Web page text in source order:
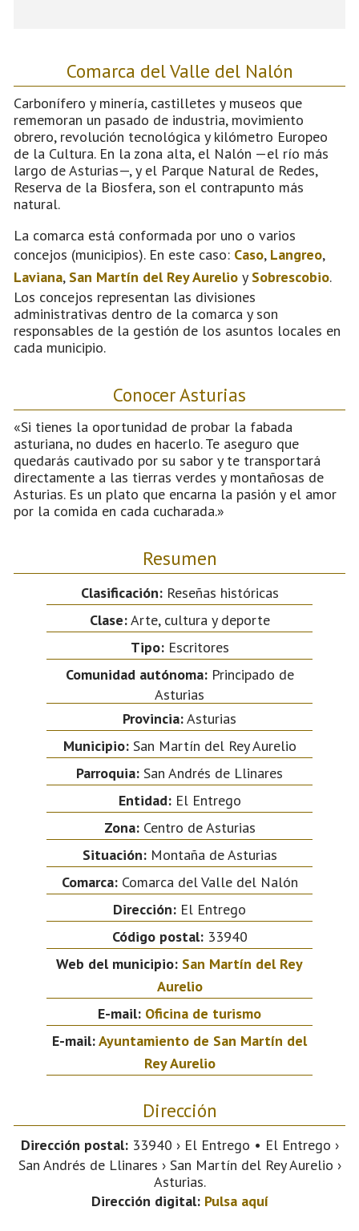
Comarca del Valle del Nalón
Carbonífero y minería, castilletes y museos que
rememoran un pasado de industria, movimiento
obrero, revolución tecnológica y kilómetro Europeo
de la Cultura. En la zona alta, el Nalón —el río más
largo de Asturias—, y el Parque Natural de Redes,
Reserva de la Biosfera, son el contrapunto más
natural.
La comarca está conformada por uno o varios
concejos (municipios). En este caso: Caso, Langreo,
Laviana, San Martín del Rey Aurelio y Sobrescobio.
Los concejos representan las divisiones
administrativas dentro de la comarca y son
responsables de la gestión de los asuntos locales en
cada municipio.
Conocer Asturias
«Si tienes la oportunidad de probar la fabada
asturiana, no dudes en hacerlo. Te aseguro que
quedarás cautivado por su sabor y te transportará
directamente a las tierras verdes y montañosas de
Asturias. Es un plato que encarna la pasión y el amor
por la comida en cada cucharada.»
Resumen
Clasificación:Reseñas históricas
Clase:Arte, cultura y deporte
Tipo:Escritores
Comunidad autónoma:Principado de
Asturias
Provincia:Asturias
Municipio:San Martín del Rey Aurelio
Parroquia: San Andrés de Llinares
Entidad:El Entrego
Zona:Centro de Asturias
Situación:Montaña de Asturias
Comarca:Comarca del Valle del Nalón
Dirección: El Entrego
Código postal:33940
Web del municipio: San Martín del Rey
Aurelio
E-mail: Oficina de turismo
E-mail:Ayuntamiento de San Martín del
Rey Aurelio
Dirección
Dirección postal:33940 › El Entrego • El Entrego ›
San Andrés de Llinares › San Martín del Rey Aurelio ›
Asturias.
Dirección digital: Pulsa aquí